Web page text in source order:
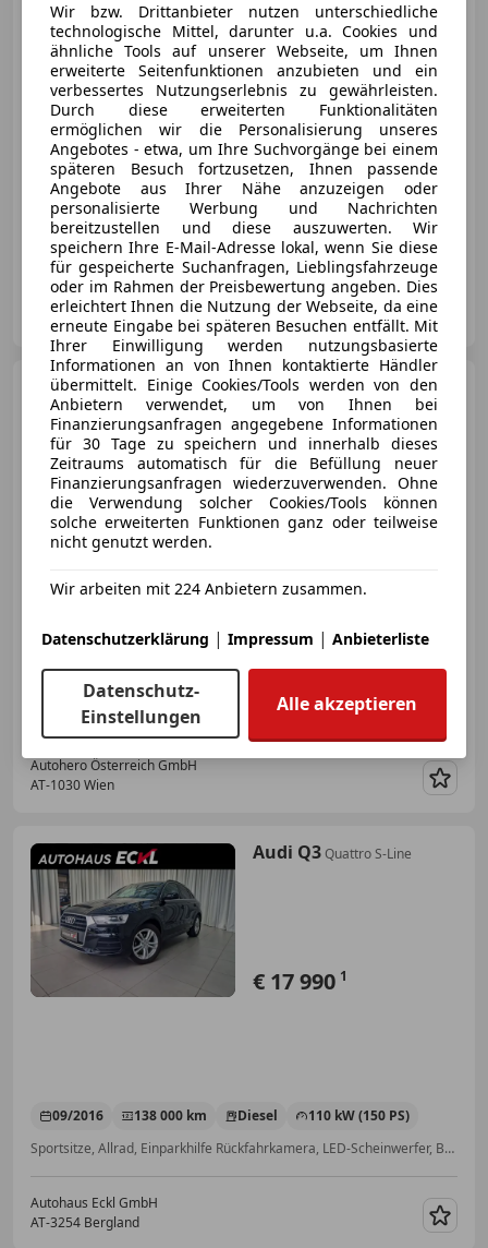
€ 21 980 1
01/2020 99 484 km Diesel
110 kW (150 PS)
Finazierung ohne Anzahlung möglich!
motioncars gmbh
AT-8301 Kainbach bei Graz
Audi Q345 TFSIe
€ 30 690
€ 32 590,-
Reduziert 06/2022 35 523 km
Elektro/Benzin
BESTELLE DEINEN GEBRAUCHTWAGEN BEQUEM VON ZUHAUSE
Autohero Österreich GmbH
AT-1030 Wien
Audi Q3Quattro S-Line
€ 17 990 1
09/2016 138 000 km Diesel
110 kW (150 PS)
Sportsitze, Allrad, Einparkhilfe Rückfahrkamera, LED-Scheinwerfer, Bordcomputer, Voll-LED Scheinwerfer, Alufelgen, Sitzheizung
Autohaus Eckl GmbH
AT-3254 Bergland
Wir bzw. Drittanbieter nutzen unterschiedliche
technologische Mittel, darunter u.a. Cookies und
ähnliche Tools auf unserer Webseite, um Ihnen
erweiterte Seitenfunktionen anzubieten und ein
verbessertes Nutzungserlebnis zu gewährleisten.
Durch diese erweiterten Funktionalitäten
ermöglichen wir die Personalisierung unseres
Angebotes - etwa, um Ihre Suchvorgänge bei einem
späteren Besuch fortzusetzen, Ihnen passende
Angebote aus Ihrer Nähe anzuzeigen oder
personalisierte Werbung und Nachrichten
bereitzustellen und diese auszuwerten. Wir
speichern Ihre E-Mail-Adresse lokal, wenn Sie diese
für gespeicherte Suchanfragen, Lieblingsfahrzeuge
oder im Rahmen der Preisbewertung angeben. Dies
erleichtert Ihnen die Nutzung der Webseite, da eine
erneute Eingabe bei späteren Besuchen entfällt. Mit
Ihrer Einwilligung werden nutzungsbasierte
Informationen an von Ihnen kontaktierte Händler
übermittelt. Einige Cookies/Tools werden von den
Anbietern verwendet, um von Ihnen bei
Finanzierungsanfragen angegebene Informationen
für 30 Tage zu speichern und innerhalb dieses
Zeitraums automatisch für die Befüllung neuer
Finanzierungsanfragen wiederzuverwenden. Ohne
die Verwendung solcher Cookies/Tools können
solche erweiterten Funktionen ganz oder teilweise
nicht genutzt werden.
Wir arbeiten mit 224 Anbietern zusammen.
Datenschutzerklärung | Impressum | Anbieterliste
Datenschutz-
Einstellungen
Alle akzeptieren